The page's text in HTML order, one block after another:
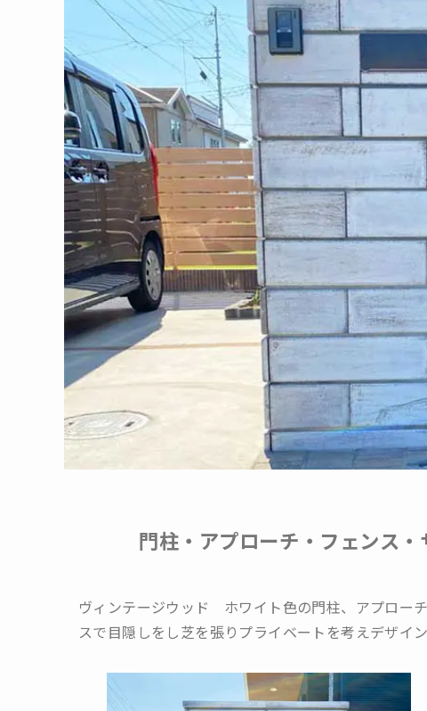
門柱・アプローチ・フェンス
ヴィンテージウッド ホワイト色の門柱、アプロー
スで目隠しをし芝を張りプライベートを考えデザイン